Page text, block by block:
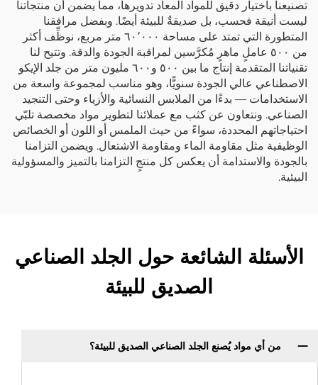
تصنيعنا باختيار دقيق للمواد المعاد تدويرها، مما يضمن أن منتجاتنا
ليست أنيقة فحسب، بل صديقةٌ للبيئة أيضًا. وبفضل مرافقنا
المتطورة التي تمتد على مساحة ٦٠٬٠٠٠ متر مربع، نوظِّف أكثر
من ٥٠٠ عاملٍ ماهرٍ مُكرَّسين لمراقبة الجودة والدقة. وتتيح لنا
تقنياتنا المتقدمة إنتاج ما بين ٥٠٠ و٦٠٠ مليون متر من جلد الإيكو
الاصطناعي عالي الجودة سنويًّا، وهو مناسب لمجموعة واسعة من
الاستخدامات — بدءًا من الملابس النسائية والأزياء وحتى التنجيد
الصناعي. ونتعاون عن كثب مع عملائنا لتطوير مواد مخصصة تلبّي
احتياجاتهم المحددة، سواءً من حيث الملمس أو اللون أو الخصائص
الوظيفية مثل مقاومة الماء ومقاومة الاشتعال. ويضمن التزامنا
بالجودة والاستدامة أن يعكس كل منتجٍ التزامنا بالتميز والمسؤولية
البيئية.
الأسئلة الشائعة حول الجلد الصناعي
الصديق للبيئة
من أي مواد يُصنع الجلد الصناعي الصديق للبيئة؟